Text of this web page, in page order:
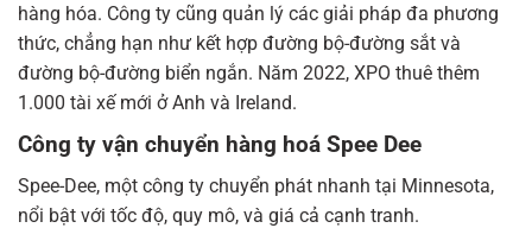
hàng hóa. Công ty cũng quản lý các giải pháp đa phương
thức, chẳng hạn như kết hợp đường bộ-đường sắt và
đường bộ-đường biển ngắn. Năm 2022, XPO thuê thêm
1.000 tài xế mới ở Anh và Ireland.
Công ty vận chuyển hàng hoá Spee Dee
Spee-Dee, một công ty chuyển phát nhanh tại Minnesota,
nổi bật với tốc độ, quy mô, và giá cả cạnh tranh.